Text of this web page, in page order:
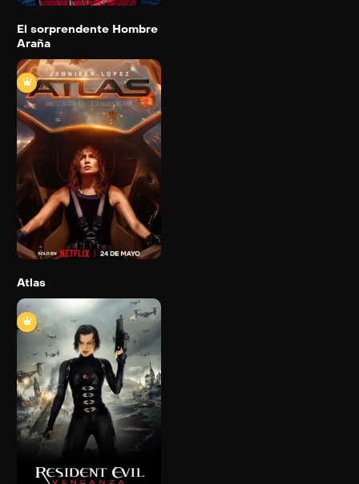
El sorprendente Hombre
Araña
Atlas
2024
120 min
Trailer
Detail
Atlas
Resident Evil:
Venganza
2012 96 min
Detail